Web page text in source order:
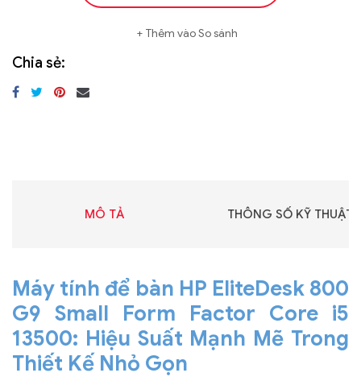
Thêm vào So sánh
Chia sẻ:
MÔ TẢ THÔNG SỐ KỸ THUẬT
Máy tính để bàn HP EliteDesk 800
G9 Small Form Factor Core i5
13500: Hiệu Suất Mạnh Mẽ Trong
Thiết Kế Nhỏ Gọn